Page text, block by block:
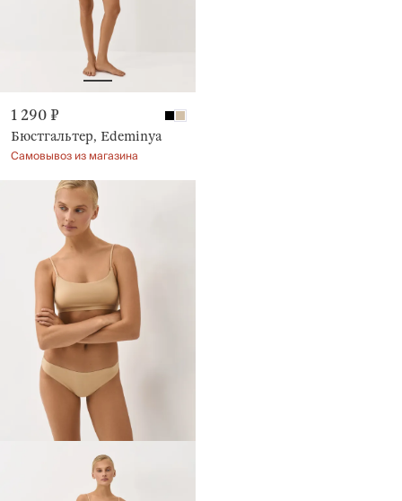
1 290 ₽
Бюстгальтер, Edeminya
Самовывоз из магазина